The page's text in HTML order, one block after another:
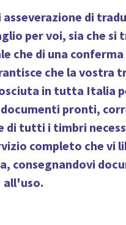
di
per voi, sia che si
che di una conferma
che la vostra
in tutta Italia
documenti pronti,
di tutti i timbri
completo che vi
consegnandovi
all'uso.